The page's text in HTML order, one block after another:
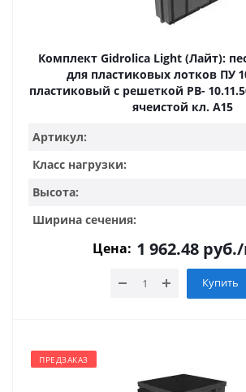
Комплект Gidrolica Light (Лайт):
для пластиковых лотков ПУ
пластиковый с решеткой РВ- 10.11.50 пластиковой,
ячеистой кл. A15
Артикул:
Класс нагрузки:
Высота:
Ширина сечения:
Цена: 1 962.48руб.
Купить
ПРЕДЗАКАЗ